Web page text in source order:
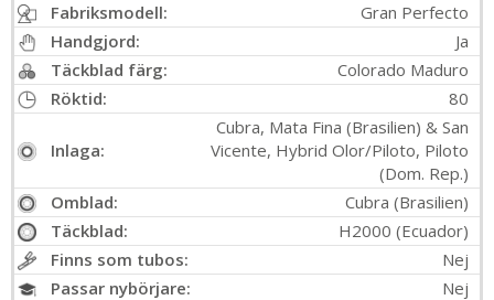
Fabriksmodell:
Gran Perfecto
Handgjord:
Ja
Täckblad färg:
Colorado Maduro
Röktid:
80
Inlaga:
Cubra, Mata Fina (Brasilien) & San
Vicente, Hybrid Olor/Piloto, Piloto
(Dom. Rep.)
Omblad:
Cubra (Brasilien)
Täckblad:
H2000 (Ecuador)
Finns som tubos:
Nej
Passar nybörjare:
Nej